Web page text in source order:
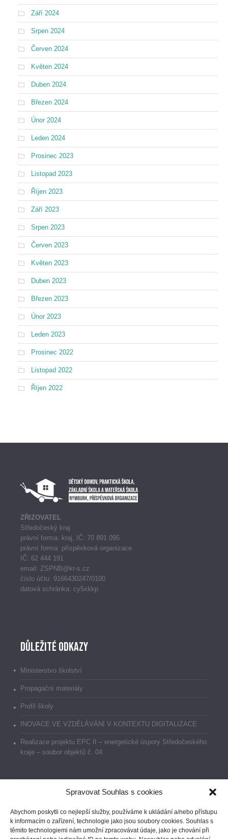
Spravovat Souhlas s cookies
Abychom poskytli co nejlepší služby, používáme k ukládání a/nebo přístupu
k informacím o zařízení, technologie jako jsou soubory cookies. Souhlas s
těmito technologiemi nám umožní zpracovávat údaje, jako je chování při
Září 2024
Srpen 2024
Červen 2024
Květen 2024
Duben 2024
Březen 2024
Únor 2024
Leden 2024
Prosinec 2023
Listopad 2023
Říjen 2023
Září 2023
Srpen 2023
Červen 2023
Květen 2023
Duben 2023
Březen 2023
Únor 2023
Leden 2023
Prosinec 2022
Listopad 2022
Říjen 2022
ZŘIZOVATEL
Středočeský kraj
právní forma: kraj, IČ: 70 891 095
právní forma: příspěvková organizace
IČ: 62 444 191
email: ZSPNB@kr-s.cz
číslo účtu: 9166430247/0100
datová schránka: cy5xkkp
Důležité odkazy
Ministerstvo školství
Propagační materiály
Profil školy
INOVACE VE VZDĚLÁVÁNÍ V KONTEXTU DIGITALIZACE
Realizace projektu EPC II – energetické úspory Středočeského
kraje – soubor objektů č. 04
Prohlášení o přístupnosti